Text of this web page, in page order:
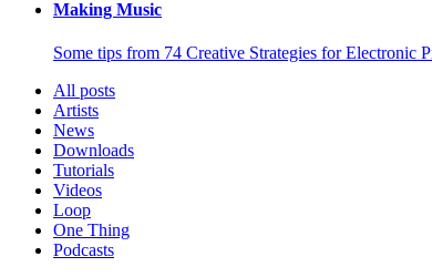
Making Music
Some tips from 74 Creative Strategies for Electronic
All posts
Artists
News
Downloads
Tutorials
Videos
Loop
One Thing
Podcasts